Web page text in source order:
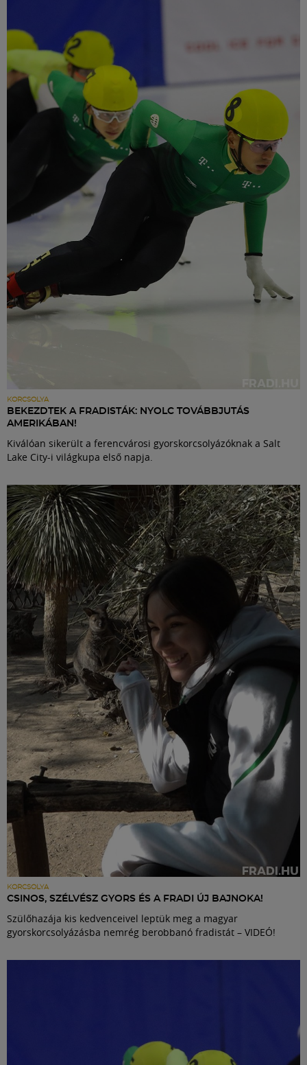
KORCSOLYA
BEKEZDTEK A FRADISTÁK: NYOLC TOVÁBBJUTÁS
AMERIKÁBAN!
Kiválóan sikerült a ferencvárosi gyorskorcsolyázóknak a Salt
Lake City-i világkupa első napja.
KORCSOLYA
CSINOS, SZÉLVÉSZ GYORS ÉS A FRADI ÚJ BAJNOKA!
Szülőhazája kis kedvenceivel leptük meg a magyar
gyorskorcsolyázásba nemrég berobbanó fradistát – VIDEÓ!